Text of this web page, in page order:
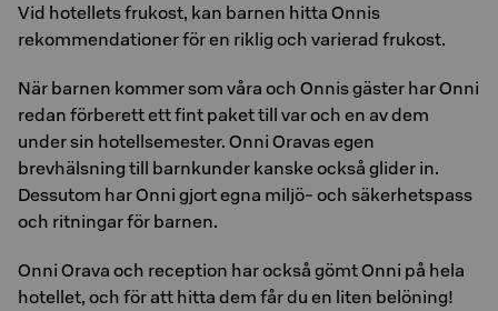
Vid hotellets frukost, kan barnen hitta Onnis
rekommendationer för en riklig och varierad frukost.
När barnen kommer som våra och Onnis gäster har Onni
redan förberett ett fint paket till var och en av dem
under sin hotellsemester. Onni Oravas egen
brevhälsning till barnkunder kanske också glider in.
Dessutom har Onni gjort egna miljö- och säkerhetspass
och ritningar för barnen.
Onni Orava och reception har också gömt Onni på hela
hotellet, och för att hitta dem får du en liten belöning!